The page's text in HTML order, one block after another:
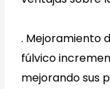
. Mejoramiento
fúlvico
mejorando sus